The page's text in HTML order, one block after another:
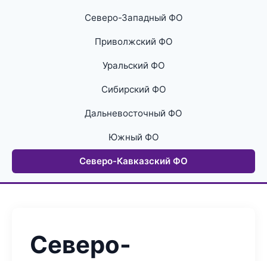
Северо-Западный ФО
Приволжский ФО
Уральский ФО
Сибирский ФО
Дальневосточный ФО
Южный ФО
Северо-Кавказский ФО
Северо-